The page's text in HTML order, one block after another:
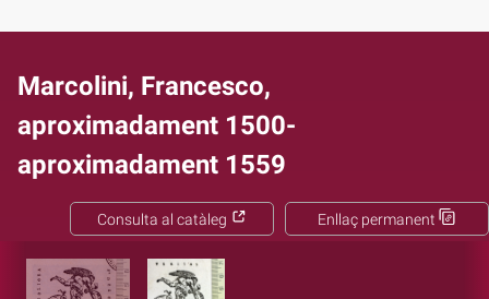
Marcolini, Francesco,
aproximadament 1500-
aproximadament 1559
Enllaç permanent
Consulta al catàleg